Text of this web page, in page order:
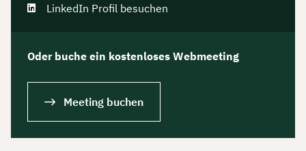
LinkedIn Profil besuchen
Oder buche ein kostenloses Webmeeting
Meeting buchen